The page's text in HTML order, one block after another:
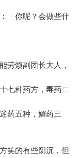
「你呢？会做些什
烦副团长大人，
七种药方，毒药二
药五种，媚药三
笑的有些阴沉，但